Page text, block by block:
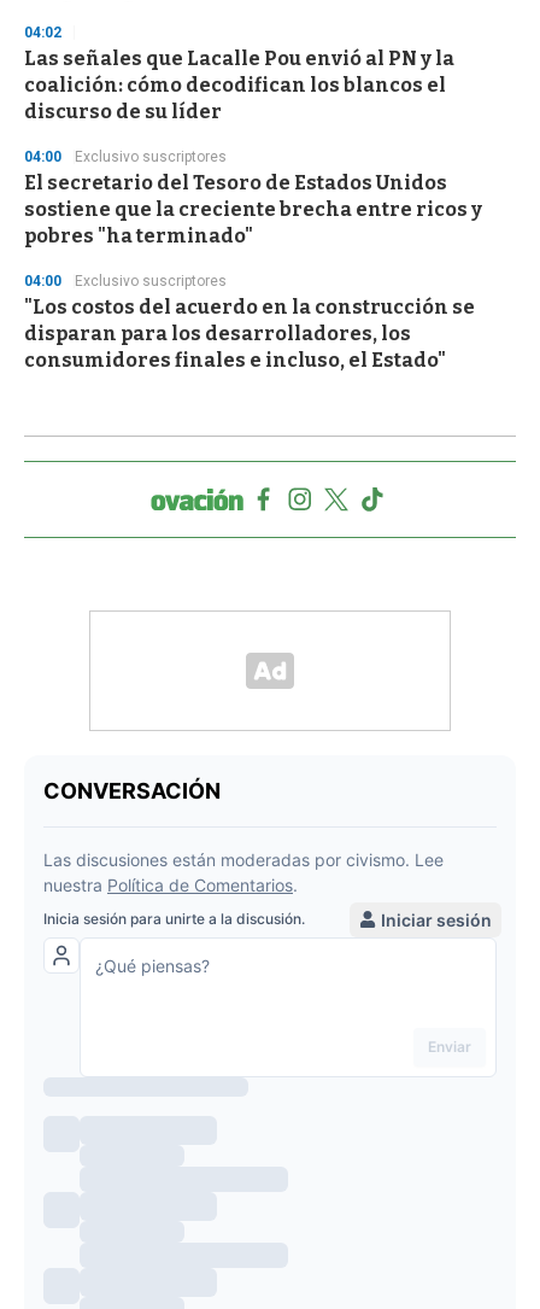
04:02
Las señales que Lacalle Pou envió al PN y la
coalición: cómo decodifican los blancos el
discurso de su líder
04:00 Exclusivo suscriptores
El secretario del Tesoro de Estados Unidos
sostiene que la creciente brecha entre ricos y
pobres "ha terminado"
04:00 Exclusivo suscriptores
"Los costos del acuerdo en la construcción se
disparan para los desarrolladores, los
consumidores finales e incluso, el Estado"